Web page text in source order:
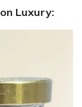
Luxury: